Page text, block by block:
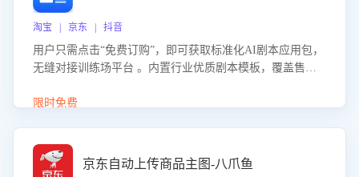
淘宝 | 京东 | 抖音
用户只需点击“免费订购”，即可获取标准化AI剧本应用包，
无缝对接训练场平台 。内置行业优质剧本模板，覆盖售前
初始化时间，助力企业快速启动智能客服训练
限时免费
京东自动上传商品主图-八爪鱼